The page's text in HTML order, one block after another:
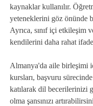
kaynaklar kullanılır.
yeteneklerini göz önünde
Ayrıca, sınıf içi etkileşim
kendilerini daha rahat
Almanya'da aile birleşimi
kursları, başvuru
katılarak dil becerilerinizi
olma şansınızı